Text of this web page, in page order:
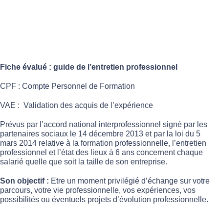
Fiche évalué : guide de l’entretien professionnel
CPF : Compte Personnel de Formation
VAE : Validation des acquis de l’expérience
Prévus par l’accord national interprofessionnel signé par les
partenaires sociaux le 14 décembre 2013 et par la loi du 5
mars 2014 relative à la formation professionnelle, l’entretien
professionnel et l’état des lieux à 6 ans concernent chaque
salarié quelle que soit la taille de son entreprise.
Son objectif : Etre un moment privilégié d’échange sur votre
parcours, votre vie professionnelle, vos expériences, vos
possibilités ou éventuels projets d’évolution professionnelle.